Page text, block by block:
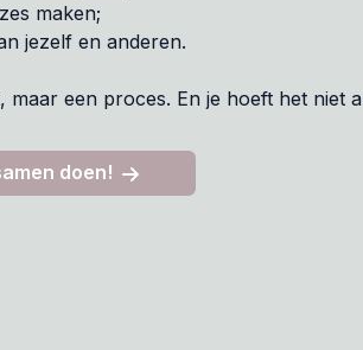
maken;
jezelf en anderen.
maar een proces. En je hoeft het niet
doen!